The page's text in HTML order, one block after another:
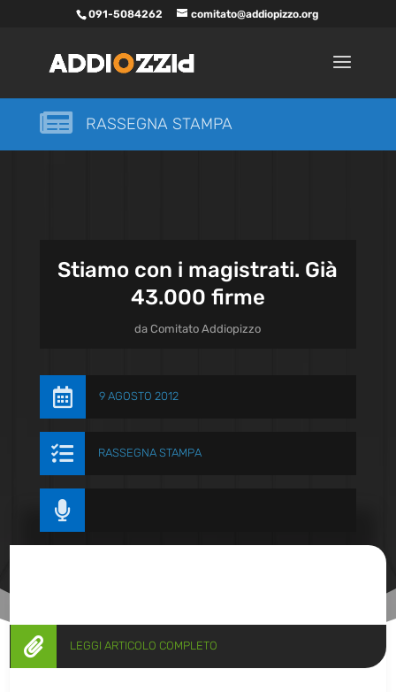
091-5084262 comitato@addiopizzo.org
 RASSEGNA STAMPA
Stiamo con i magistrati. Già
43.000 firme
daComitato Addiopizzo
 9 AGOSTO 2012
 RASSEGNA STAMPA

 LEGGI ARTICOLO COMPLETO